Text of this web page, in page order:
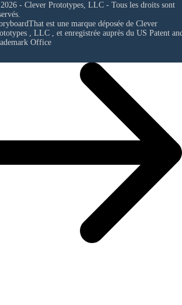
- Clever Prototypes, LLC - Tous les droits sont
est une marque déposée de Clever
, LLC, et enregistrée auprès du US Patent
Office